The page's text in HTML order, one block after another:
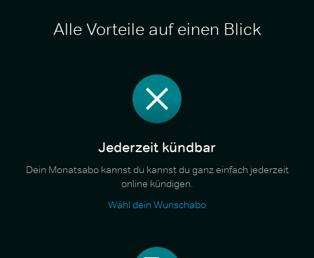
Alle Vorteile auf einen Blick
Jederzeit kündbar
Dein Monatsabo kannst du kannst du ganz einfach jederzeit
online kündigen.
Wähl dein Wunschabo